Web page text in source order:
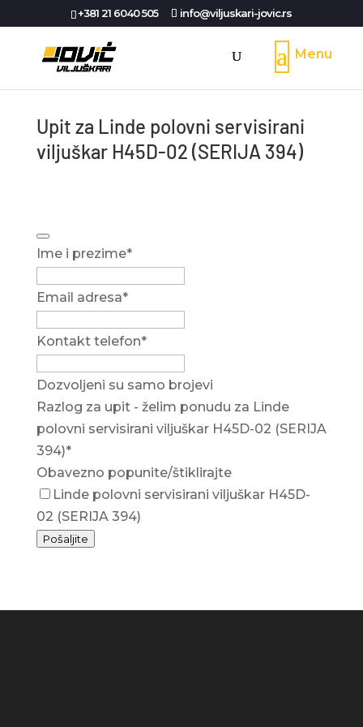
+381 21 6040 505 info@viljuskari-jovic.rs
Upit za Linde polovni servisirani
viljuškar H45D-02 (SERIJA 394)
Ime i prezime*
Email adresa*
Kontakt telefon*
Dozvoljeni su samo brojevi
Razlog za upit - želim ponudu za Linde
polovni servisirani viljuškar H45D-02 (SERIJA
394)*
Obavezno popunite/štiklirajte
Linde polovni servisirani viljuškar H45D-
02 (SERIJA 394)
Pošaljite